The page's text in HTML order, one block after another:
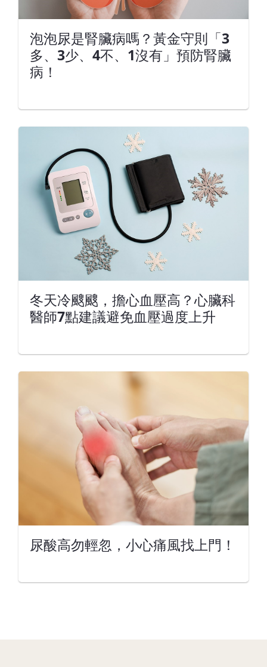
泡泡尿是腎臟病嗎？黃金守則「3
多、3少、4不、1沒有」預防腎臟
病！
冬天冷颼颼，擔心血壓高？心臟科
醫師7點建議避免血壓過度上升
尿酸高勿輕忽，小心痛風找上門！